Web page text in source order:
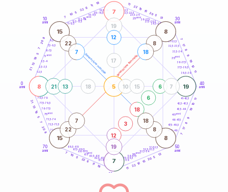
generazione maschile generazione femminile
0
anni
10
anni
30
anni
40
anni
50
anni
60
70
anni
1-2,5
2,5-3,5
3,5-4
6-7,5
7,5-8,5
8,5-9
11-12,5
12,5-13,5
13,5-14
16-17,5
17,5-18,5
18,5-19
21-22,5
22,5-23,5
23,5-24
26-27,5
27,5-28,5
28,5-29
31-32,5
32,5-33,5
33,5-34
36-37,5
37,5-38,5
38,5-39
41-42,5
42,5-43,5
43,5-44
46-47,5
47,5-48,5
48,5-49
51-52,5
52,5-53,5
53,5-54
56-57,5
57,5-58,5
58,5-59
61-62,5
62,5-63,5
63,5-64
66-67,5
67,5-68,5
68,5-69
71-72,5
72,5-73,5
73,5-74
76-77,5
77,5-78,5
78,5-79
21
13
18
5
7
20
8
7
10
5
22 6
11
18 11
22 10
15
20 5
13
7
17
8
9
19
10
11
11
10
19
9
8
17
7
13
5
20
15
10
22
11
18
11
6
22
5
10
7
8
20
7
5
18
13
21
8
7
19
7
5
15 8
15 8
12
3
18
6
6
21
19
7
19
13
12
10 15
18
17
22
7
8
18
22
7
8
18
5anni
15 anni 25anni
35anni
45anni
55anni
65anni
75anni